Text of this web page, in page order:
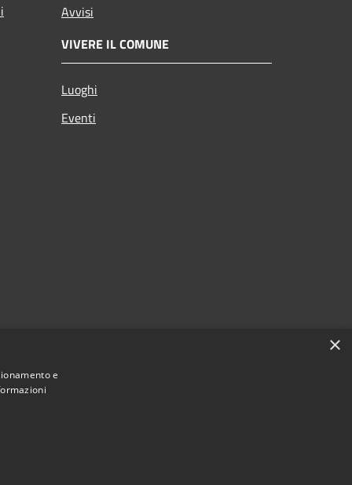
Avvisi
VIVERE IL COMUNE
Luoghi
Eventi
×
e